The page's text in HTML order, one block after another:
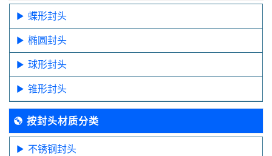
蝶形封头
椭圆封头
球形封头
锥形封头
按封头材质分类
不锈钢封头